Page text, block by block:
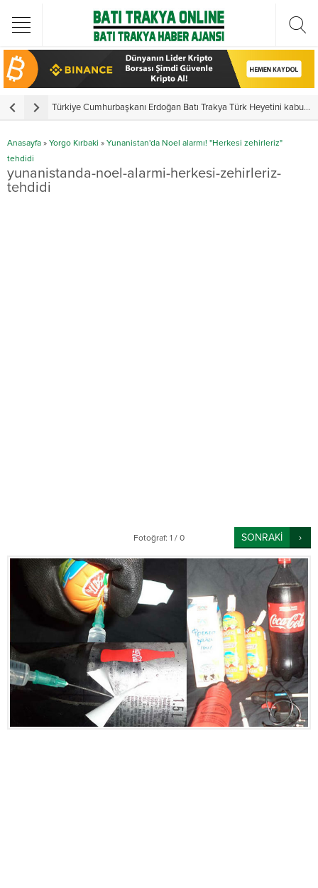
Türkiye Cumhurbaşkanı Erdoğan Batı Trakya Türk Heyetini kabul etti
Anasayfa » Yorgo Kırbaki » Yunanistan'da Noel alarmı! "Herkesi zehirleriz"
tehdidi
yunanistanda-noel-alarmi-herkesi-zehirleriz-
tehdidi
Fotoğraf: 1 / 0 SONRAKİ